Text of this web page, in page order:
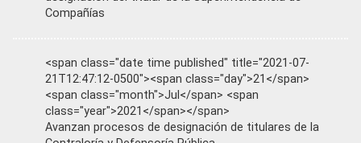
Compañías
<span class="date time published" title="2021-07-
21T12:47:12-0500"><span class="day">21</span>
<span class="month">Jul</span> <span
class="year">2021</span></span>
Avanzan procesos de designación de titulares de la